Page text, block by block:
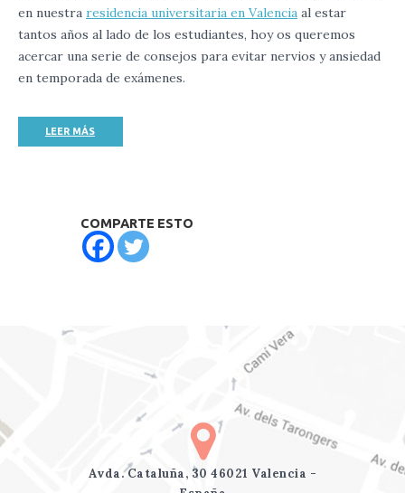
en nuestra residencia universitaria en Valencia al estar
tantos años al lado de los estudiantes, hoy os queremos
acercar una serie de consejos para evitar nervios y ansiedad
en temporada de exámenes.
LEER MÁS
COMPARTE ESTO
Avda. Cataluña, 30 46021 Valencia -